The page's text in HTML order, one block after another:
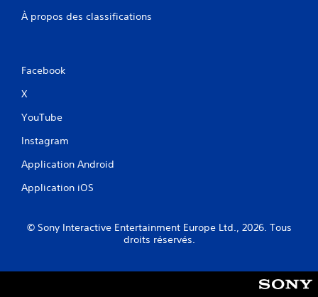
À propos des classifications
Facebook
X
YouTube
Instagram
Application Android
Application iOS
© Sony Interactive Entertainment Europe Ltd., 2026. Tous
droits réservés.